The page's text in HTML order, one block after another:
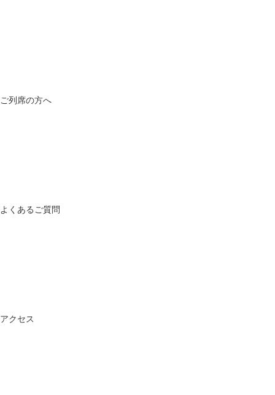
ご列席の方へ
よくあるご質問
アクセス